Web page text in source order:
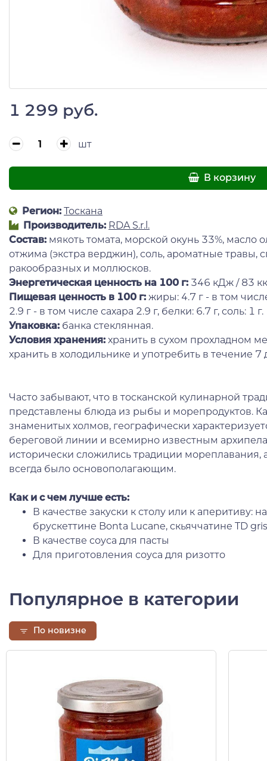
1 299 руб.
шт
В корзину
Регион: Тоскана
Производитель: RDA S.r.l.
Состав: мякоть томата, морской окунь 33%, масло
отжима (экстра верджин), соль, ароматные травы,
ракообразных и моллюсков.
Энергетическая ценность на 100 г: 346 кДж / 83
Пищевая ценность в 100 г: жиры: 4.7 г - в том
2.9 г - в том числе сахара 2.9 г, белки: 6.7 г, соль: 1 г.
Упаковка: банка стеклянная.
Условия хранения: хранить в сухом прохладном
хранить в холодильнике и употребить в течение 7
Часто забывают, что в тосканской кулинарной
представлены блюда из рыбы и морепродуктов.
знаменитых холмов, географически
береговой линии и всемирно известным
исторически сложились традиции
всегда было основополагающим.
Как и с чем лучше есть:
В качестве закуски к столу или к аперитиву:
брускеттине Bonta Lucane, скьяччатине TD
В качестве соуса для пасты
Для приготовления соуса для ризотто
Популярное в категории
По новизне